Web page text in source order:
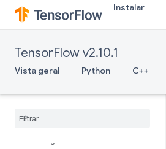
Instalar
TensorFlow v2.10.1
Vista geral Python C++
StatsAggregatorHandleV2
StatsAggregatorSetSummaryWrit
StochasticCastToInt
StopGradient
StridedSliceAssign